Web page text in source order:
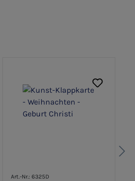
Art.-Nr.: 6325D